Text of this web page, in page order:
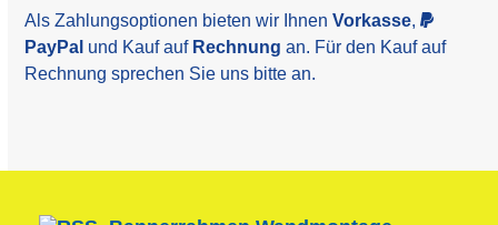
Als Zahlungsoptionen bieten wir IhnenVorkasse,
PayPal und Kauf auf Rechnung an. Für den Kauf auf
Rechnung sprechen Sie uns bitte an.